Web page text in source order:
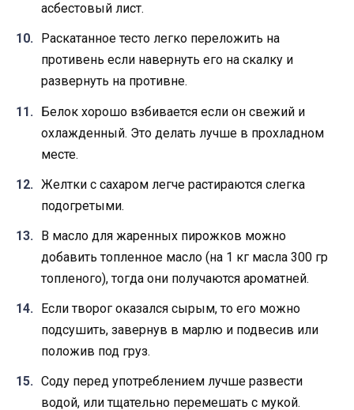
асбестовый лист.
Раскатанное тесто легко переложить на
противень если навернуть его на скалку и
развернуть на противне.
Белок хорошо взбивается если он свежий и
охлажденный. Это делать лучше в прохладном
месте.
Желтки с сахаром легче растираются слегка
подогретыми.
В масло для жаренных пирожков можно
добавить топленное масло (на 1 кг масла 300 гр
топленого), тогда они получаются ароматней.
Если творог оказался сырым, то его можно
подсушить, завернув в марлю и подвесив или
положив под груз.
Соду перед употреблением лучше развести
водой, или тщательно перемешать с мукой.